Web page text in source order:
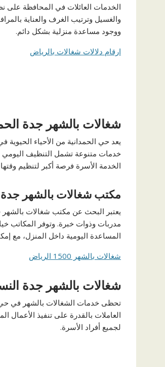
الخدمات العائلات في المحافظة على
والغسيل وترتيب الغرف والعناية
ووجود مساعدة منزلية بشكل دائم.
ارقام دلالات شغالات بالرياض
شغالات بالشهر جدة
يعد حي الحمدانية من الأحياء
خدمات متنوعة تشمل التنظيف اليومي
الخدمة الأسرة فرصة أكبر لتنظيم
مكتب شغالات بالشهر جدة
يعتبر البحث عن مكتب شغالات
مدربات وذوات خبرة. وتوفر المكاتب
المساعدة اليومية داخل المنزل، مع
شغالات بالشهر 1500 الرياض
شغالات بالشهر جدة
تحظى خدمات الشغالات بالشهر في حي
العاملات بالقدرة على تنفيذ الأعمال
لجميع أفراد الأسرة.